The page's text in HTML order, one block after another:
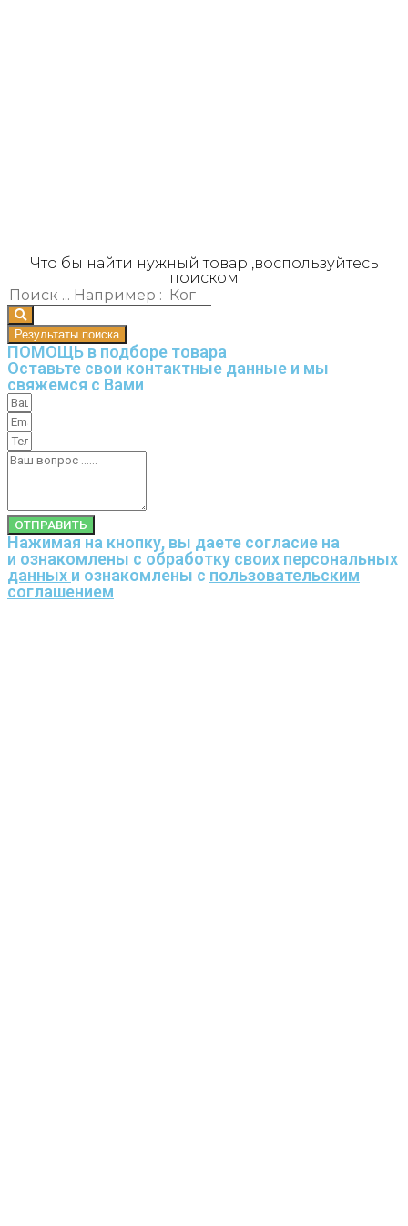
Что бы найти нужный товар ,воспользуйтесь
поиском
Результаты поиска
ПОМОЩЬ в подборе товара
Оставьте свои контактные данные и мы
свяжемся с Вами
ОТПРАВИТЬ
Нажимая на кнопку, вы даете согласие на
и ознакомлены с обработку своих персональных
данных и ознакомлены с пользовательским
соглашением